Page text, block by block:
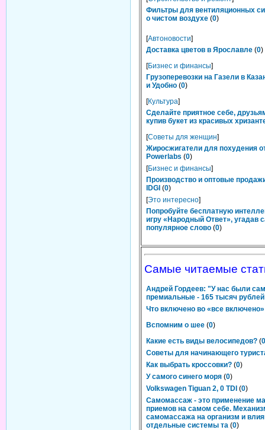
Фильтры для вентиляционных
о чистом воздухе (0)
[Автоновости]
Доставка цветов в Ярославле (0)
[Бизнес и финансы]
Грузоперевозки на Газели в
и Удобно (0)
[Культура]
Сделайте приятное себе,
купив букет из красивых
[Советы для женщин]
Жиросжигатели для похудения
Powerlabs (0)
[Бизнес и финансы]
Производство и оптовые
IDGI (0)
[Это интересно]
Попробуйте бесплатную
игру «Народный Ответ», угадав
популярное слово (0)
Самые читаемые
Андрей Гордеев: "У нас были
премиальные - 165 тысяч
Что включено во «все включено»
Вспомним о шее (0)
Какие есть виды велосипедов? (0
Cоветы для начинающего
Как выбрать кроссовки? (0)
У самого синего моря (0)
Volkswagen Tiguan 2, 0 TDI (0)
Самомассаж - это применение
приемов на самом себе.
самомассажа на организм и
отдельные системы та (0)